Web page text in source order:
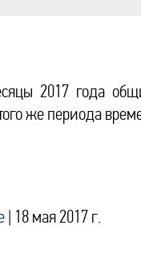
2017 года
же периода
| 18 мая 2017 г.